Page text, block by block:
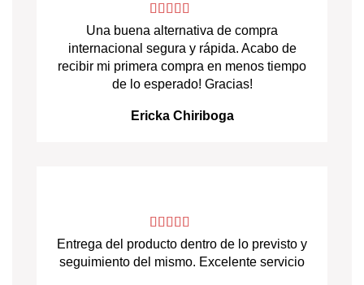
Una buena alternativa de compra
internacional segura y rápida. Acabo de
recibir mi primera compra en menos tiempo
de lo esperado! Gracias!
Ericka Chiriboga
Entrega del producto dentro de lo previsto y
seguimiento del mismo. Excelente servicio